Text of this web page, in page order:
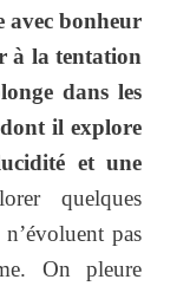
avec bonheur
à la tentation
dans les
il explore
et une
quelques
pas
On pleure